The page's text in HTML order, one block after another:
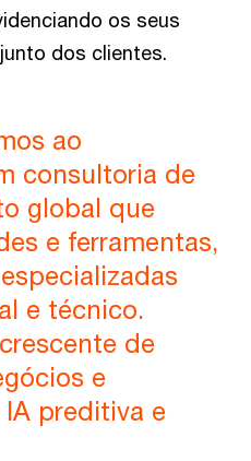
os seus
dos clientes.
ao
consultoria de
global que
e ferramentas,
e técnico.
de
e
preditiva e